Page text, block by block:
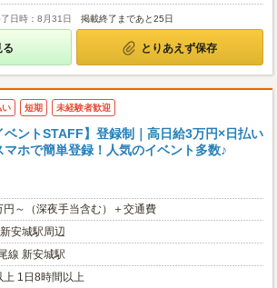
日時：8月31日 掲載終了まであと25日
る とりあえず保存
い 短期 未経験者歓迎
ベントSTAFF】登録制｜高日給3万円×日払い
ホで簡単登録！人気のイベント多数♪
円～（深夜手当含む）＋交通費
安城駅周辺
線 新安城駅
上 1日8時間以上